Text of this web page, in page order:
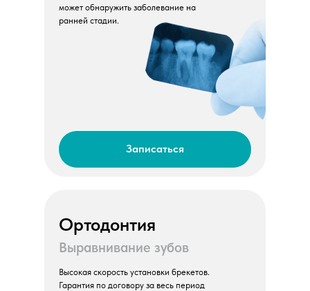
может обнаружить заболевание на
ранней стадии.
Ортодонтия
Выравнивание зубов
Высокая скорость установки брекетов.
Гарантия по договору за весь период
Записаться